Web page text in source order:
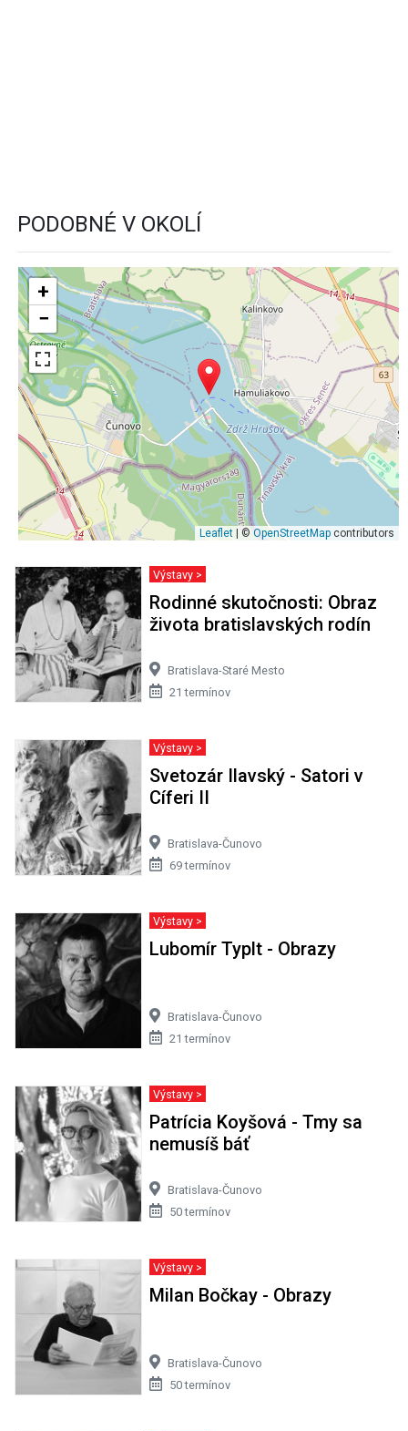
PODOBNÉ V OKOLÍ
+
−
Leaflet | © OpenStreetMap contributors
Výstavy >
Rodinné skutočnosti: Obraz
života bratislavských rodín
Bratislava-Staré Mesto
21 termínov
Výstavy >
Svetozár Ilavský - Satori v
Cíferi II
Bratislava-Čunovo
69 termínov
Výstavy >
Lubomír Typlt - Obrazy
Bratislava-Čunovo
21 termínov
Výstavy >
Patrícia Koyšová - Tmy sa
nemusíš báť
Bratislava-Čunovo
50 termínov
Výstavy >
Milan Bočkay - Obrazy
Bratislava-Čunovo
50 termínov